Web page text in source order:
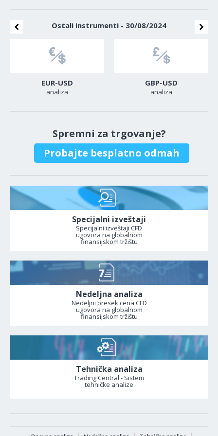
Ostali instrumenti - 30/08/2024
EUR-USD
analiza
GBP-USD
analiza
Spremni za trgovanje?
Probajte besplatno odmah
Specijalni izveštaji
Specijalni izveštaji CFD
ugovora na globalnom
finansijskom tržištu
Nedeljna analiza
Nedeljni presek cena CFD
ugovora na globalnom
finansijskom tržištu
Tehnička analiza
Trading Central - Sistem
tehničke analize